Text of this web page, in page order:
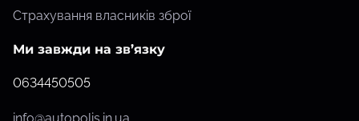
Страхування власників зброї
Ми завжди на зв’язку
0634450505